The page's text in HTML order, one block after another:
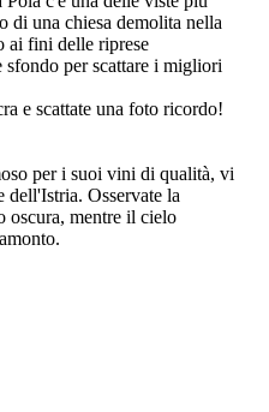
di una chiesa demolita nella
ai fini delle riprese
sfondo per scattare i migliori
e scattate una foto ricordo!
per i suoi vini di qualità, vi
Osservate la
oscura, mentre il cielo